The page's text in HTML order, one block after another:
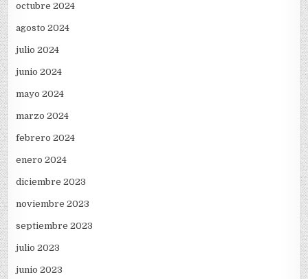
octubre 2024
agosto 2024
julio 2024
junio 2024
mayo 2024
marzo 2024
febrero 2024
enero 2024
diciembre 2023
noviembre 2023
septiembre 2023
julio 2023
junio 2023